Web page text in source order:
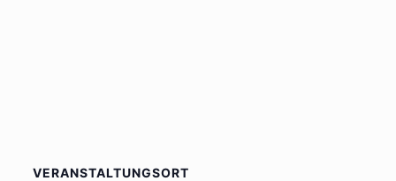
VERANSTALTUNGSORT